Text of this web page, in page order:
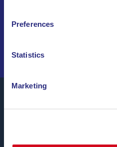
Preferences
Statistics
Marketing